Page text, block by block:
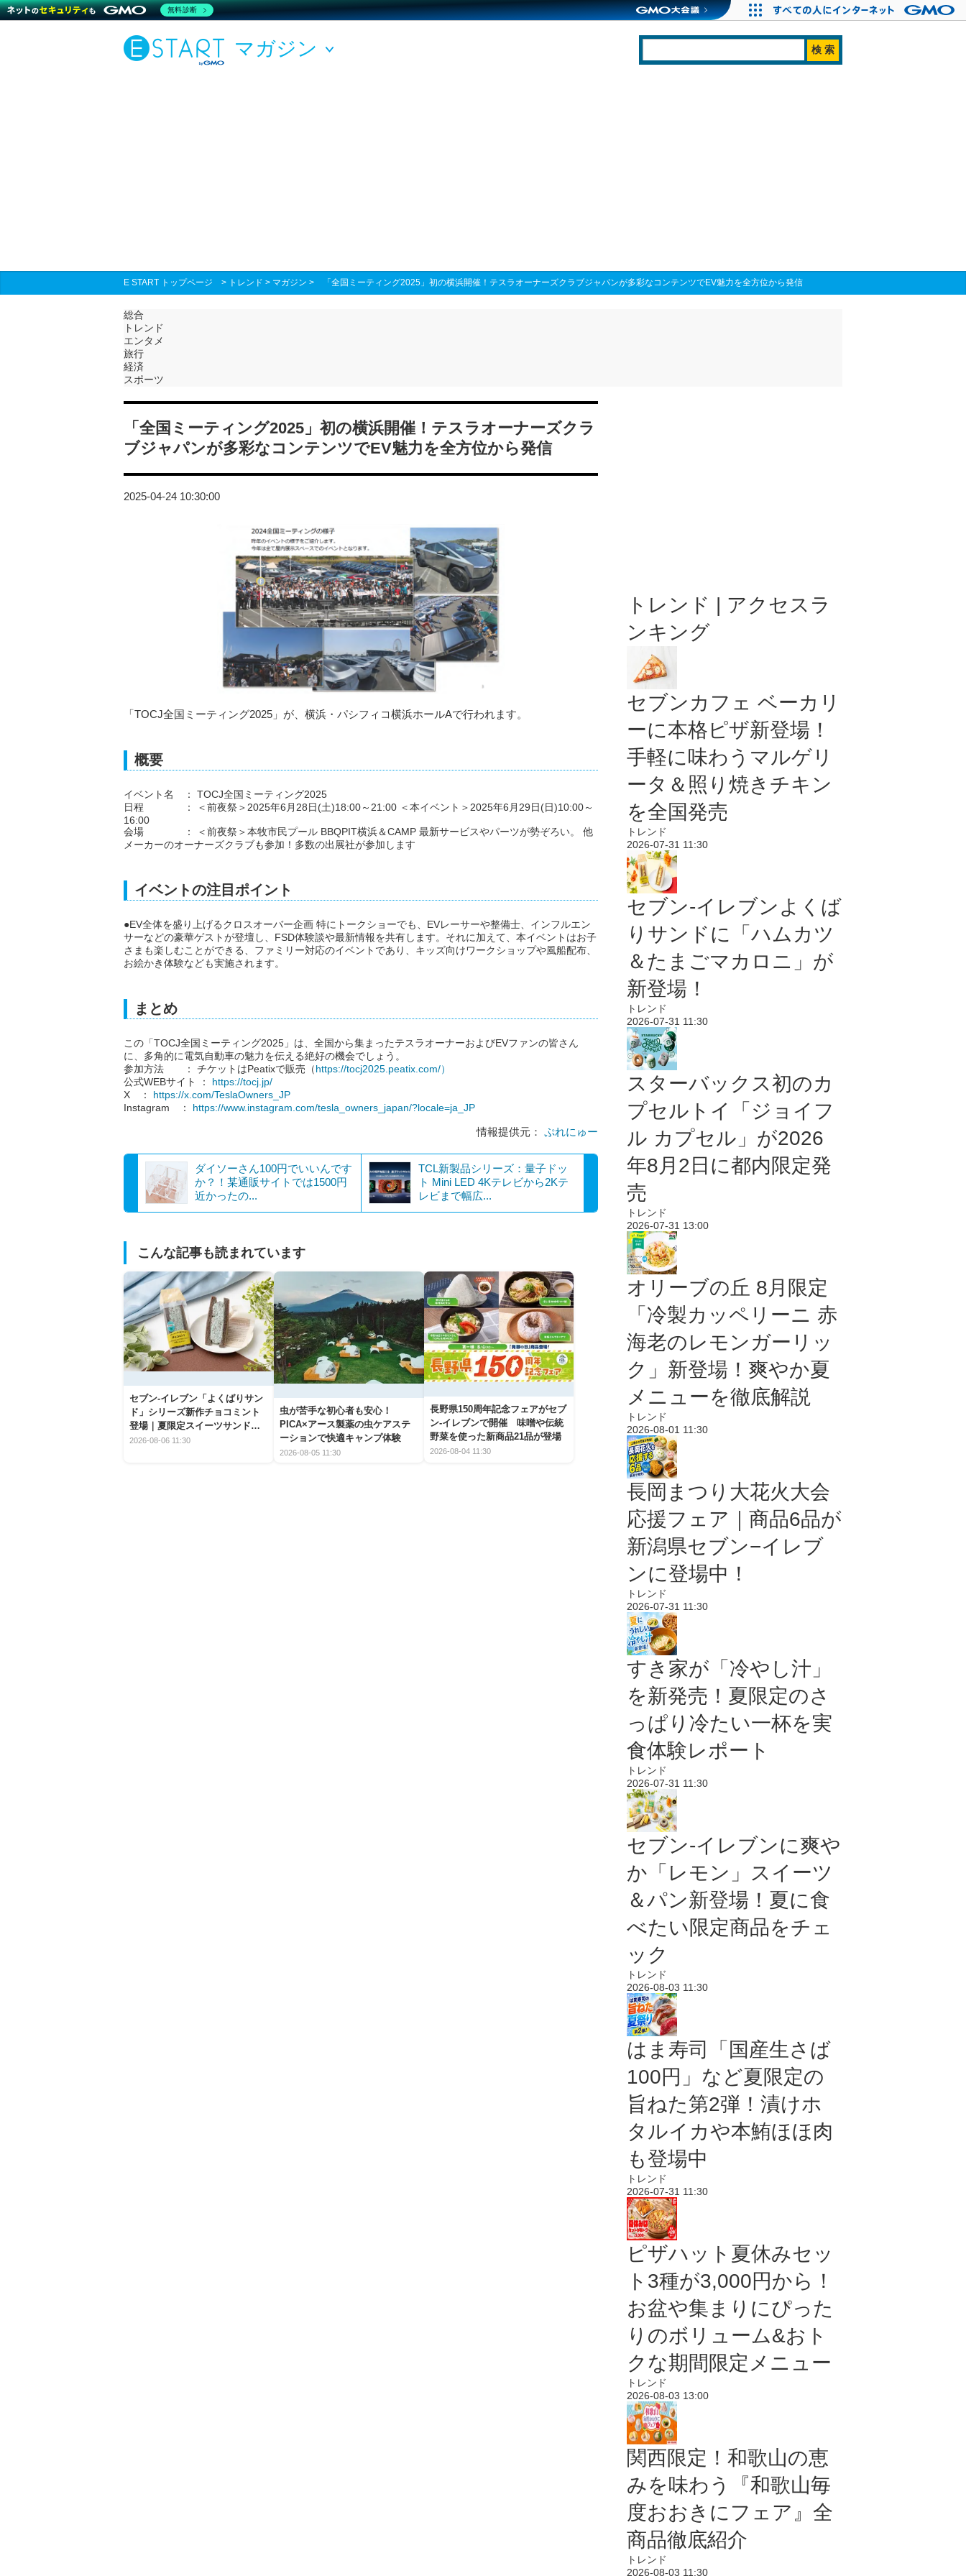
マガジン
E START トップページ > トレンド > マガジン > 「全国ミーティング2025」初の横浜開催！テスラオーナーズクラブジャパンが多彩なコンテンツでEV魅力を全方位から発信
総合
トレンド
エンタメ
旅行
経済
スポーツ
「全国ミーティング2025」初の横浜開催！テスラオーナーズクラ
ブジャパンが多彩なコンテンツでEV魅力を全方位から発信
2025-04-24 10:30:00
「TOCJ全国ミーティング2025」が、横浜・パシフィコ横浜ホールAで行われます。
概要
イベント名 ： TOCJ全国ミーティング2025
日程 ： ＜前夜祭＞2025年6月28日(土)18:00～21:00 ＜本イベント＞2025年6月29日(日)10:00～
16:00
会場 ： ＜前夜祭＞本牧市民プール BBQPIT横浜＆CAMP 最新サービスやパーツが勢ぞろい。 他
メーカーのオーナーズクラブも参加！多数の出展社が参加します
イベントの注目ポイント
●EV全体を盛り上げるクロスオーバー企画 特にトークショーでも、EVレーサーや整備士、インフルエン
サーなどの豪華ゲストが登壇し、FSD体験談や最新情報を共有します。それに加えて、本イベントはお子
さまも楽しむことができる、ファミリー対応のイベントであり、キッズ向けワークショップや風船配布、
お絵かき体験なども実施されます。
まとめ
この「TOCJ全国ミーティング2025」は、全国から集まったテスラオーナーおよびEVファンの皆さん
に、多角的に電気自動車の魅力を伝える絶好の機会でしょう。
参加方法 ： チケットはPeatixで販売（https://tocj2025.peatix.com/）
公式WEBサイト ： https://tocj.jp/
X ： https://x.com/TeslaOwners_JP
Instagram ： https://www.instagram.com/tesla_owners_japan/?locale=ja_JP
情報提供元： ぷれにゅー
ダイソーさん100円でいいんです
か？！某通販サイトでは1500円
近かったの...
TCL新製品シリーズ：量子ドッ
ト Mini LED 4Kテレビから2Kテ
レビまで幅広...
こんな記事も読まれています
セブン‐イレブン「よくばりサン
ド」シリーズ新作チョコミント
登場｜夏限定スイーツサンドの
爽快な魅力
2026-08-06 11:30
虫が苦手な初心者も安心！
PICA×アース製薬の虫ケアステ
ーションで快適キャンプ体験
2026-08-05 11:30
長野県150周年記念フェアがセブ
ン-イレブンで開催 味噌や伝統
野菜を使った新商品21品が登場
2026-08-04 11:30
トレンド | アクセスラ
ンキング
セブンカフェ ベーカリ
ーに本格ピザ新登場！
手軽に味わうマルゲリ
ータ＆照り焼きチキン
を全国発売
トレンド
2026-07-31 11:30
セブン‐イレブンよくば
りサンドに「ハムカツ
＆たまごマカロニ」が
新登場！
トレンド
2026-07-31 11:30
スターバックス初のカ
プセルトイ「ジョイフ
ル カプセル」が2026
年8月2日に都内限定発
売
トレンド
2026-07-31 13:00
オリーブの丘 8月限定
「冷製カッペリーニ 赤
海老のレモンガーリッ
ク」新登場！爽やか夏
メニューを徹底解説
トレンド
2026-08-01 11:30
長岡まつり大花火大会
応援フェア｜商品6品が
新潟県セブン−イレブ
ンに登場中！
トレンド
2026-07-31 11:30
すき家が「冷やし汁」
を新発売！夏限定のさ
っぱり冷たい一杯を実
食体験レポート
トレンド
2026-07-31 11:30
セブン‐イレブンに爽や
か「レモン」スイーツ
＆パン新登場！夏に食
べたい限定商品をチェ
ック
トレンド
2026-08-03 11:30
はま寿司「国産生さば
100円」など夏限定の
旨ねた第2弾！漬けホ
タルイカや本鮪ほほ肉
も登場中
トレンド
2026-07-31 11:30
ピザハット夏休みセッ
ト3種が3,000円から！
お盆や集まりにぴった
りのボリューム&おト
クな期間限定メニュー
トレンド
2026-08-03 13:00
関西限定！和歌山の恵
みを味わう『和歌山毎
度おおきにフェア』全
商品徹底紹介
トレンド
2026-08-03 11:30
無料診断